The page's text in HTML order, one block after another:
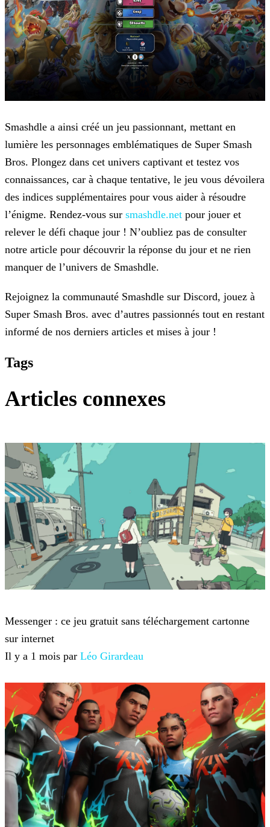
Smashdle a ainsi créé un jeu passionnant, mettant en
lumière les personnages emblématiques de Super Smash
Bros. Plongez dans cet univers captivant et testez vos
connaissances, car à chaque tentative, le jeu vous dévoilera
des indices supplémentaires pour vous aider à résoudre
l’énigme. Rendez-vous sur smashdle.net pour jouer et
relever le défi chaque jour ! N’oubliez pas de consulter
notre article pour découvrir la réponse du jour et ne rien
manquer de l’univers de Smashdle.
Rejoignez la communauté Smashdle sur Discord, jouez à
Super Smash Bros. avec d’autres passionnés tout en restant
informé de nos derniers articles et mises à jour !
Tags
Articles connexes
Messenger : ce jeu gratuit sans téléchargement cartonne
sur internet
Il y a 1 mois par Léo Girardeau